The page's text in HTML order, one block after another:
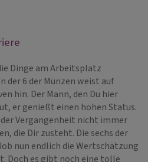
Dinge am Arbeitsplatz
der 6 der Münzen weist auf
hin. Der Mann, den Du hier
er genießt einen hohen Status.
Vergangenheit nicht immer
die Dir zusteht. Die sechs der
nun endlich die Wertschätzung
Doch es gibt noch eine tolle